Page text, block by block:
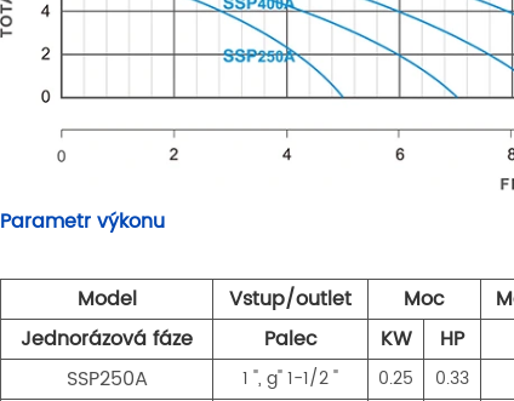
Parametr výkonu
Model Vstup/outlet Moc
Jednorázová fáze
Palec KW HP
SSP250A
1 ", g" 1-1/2 " 0.25 0.33